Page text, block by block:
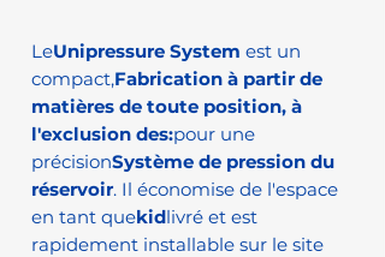
LeUnipressure System est un
compact,Fabrication à partir de
matières de toute position, à
l'exclusion des:pour une
précisionSystème de pression du
réservoir. Il économise de l'espace
en tant quekidlivré et est
rapidement installable sur le site